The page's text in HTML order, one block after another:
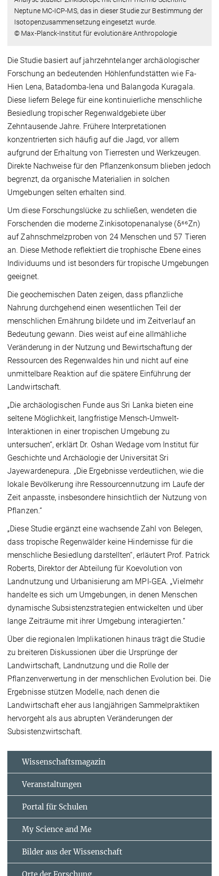
Neptune MC-ICP-MS, das in dieser Studie zur Bestimmung der
Isotopenzusammensetzung eingesetzt wurde.
© Max-Planck-Institut für evolutionäre Anthropologie
Die Studie basiert auf jahrzehntelanger archäologischer
Forschung an bedeutenden Höhlenfundstätten wie Fa-
Hien Lena, Batadomba-lena und Balangoda Kuragala.
Diese liefern Belege für eine kontinuierliche menschliche
Besiedlung tropischer Regenwaldgebiete über
Zehntausende Jahre. Frühere Interpretationen
konzentrierten sich häufig auf die Jagd, vor allem
aufgrund der Erhaltung von Tierresten und Werkzeugen.
Direkte Nachweise für den Pflanzenkonsum blieben jedoch
begrenzt, da organische Materialien in solchen
Umgebungen selten erhalten sind.
Um diese Forschungslücke zu schließen, wendeten die
Forschenden die moderne Zinkisotopenanalyse (δ⁶⁶Zn)
auf Zahnschmelzproben von 24 Menschen und 57 Tieren
an. Diese Methode reflektiert die trophische Ebene eines
Individuums und ist besonders für tropische Umgebungen
geeignet.
Die geochemischen Daten zeigen, dass pflanzliche
Nahrung durchgehend einen wesentlichen Teil der
menschlichen Ernährung bildete und im Zeitverlauf an
Bedeutung gewann. Dies weist auf eine allmähliche
Veränderung in der Nutzung und Bewirtschaftung der
Ressourcen des Regenwaldes hin und nicht auf eine
unmittelbare Reaktion auf die spätere Einführung der
Landwirtschaft.
„Die archäologischen Funde aus Sri Lanka bieten eine
seltene Möglichkeit, langfristige Mensch-Umwelt-
Interaktionen in einer tropischen Umgebung zu
untersuchen“, erklärt Dr. Oshan Wedage vom Institut für
Geschichte und Archäologie der Universität Sri
Jayewardenepura. „Die Ergebnisse verdeutlichen, wie die
lokale Bevölkerung ihre Ressourcennutzung im Laufe der
Zeit anpasste, insbesondere hinsichtlich der Nutzung von
Pflanzen.“
„Diese Studie ergänzt eine wachsende Zahl von Belegen,
dass tropische Regenwälder keine Hindernisse für die
menschliche Besiedlung darstellten“, erläutert Prof. Patrick
Roberts, Direktor der Abteilung für Koevolution von
Landnutzung und Urbanisierung am MPI-GEA. „Vielmehr
handelte es sich um Umgebungen, in denen Menschen
dynamische Subsistenzstrategien entwickelten und über
lange Zeiträume mit ihrer Umgebung interagierten.“
Über die regionalen Implikationen hinaus trägt die Studie
zu breiteren Diskussionen über die Ursprünge der
Landwirtschaft, Landnutzung und die Rolle der
Pflanzenverwertung in der menschlichen Evolution bei. Die
Ergebnisse stützen Modelle, nach denen die
Landwirtschaft eher aus langjährigen Sammelpraktiken
hervorgeht als aus abrupten Veränderungen der
Subsistenzwirtschaft.
Wissenschaftsmagazin
Veranstaltungen
Portal für Schulen
My Science and Me
Bilder aus der Wissenschaft